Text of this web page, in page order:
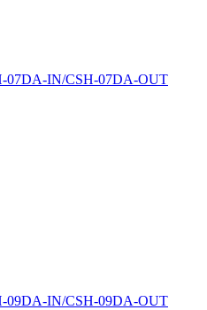
07DA-IN/CSH-07DA-OUT
09DA-IN/CSH-09DA-OUT